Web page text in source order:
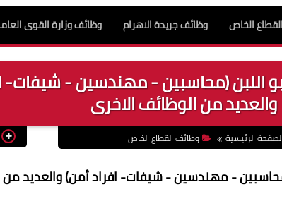
الخاص وظائف جريدة الاهرام وظائف وزارة القوى
اللبن (محاسبين - مهندسين - شيفات-
والعديد من الوظائف الاخرى
الصفحة الرئيسية وظائف القطاع الخاص
- مهندسين - شيفات- افراد أمن) والعديد من